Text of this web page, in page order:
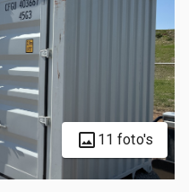
11 foto's